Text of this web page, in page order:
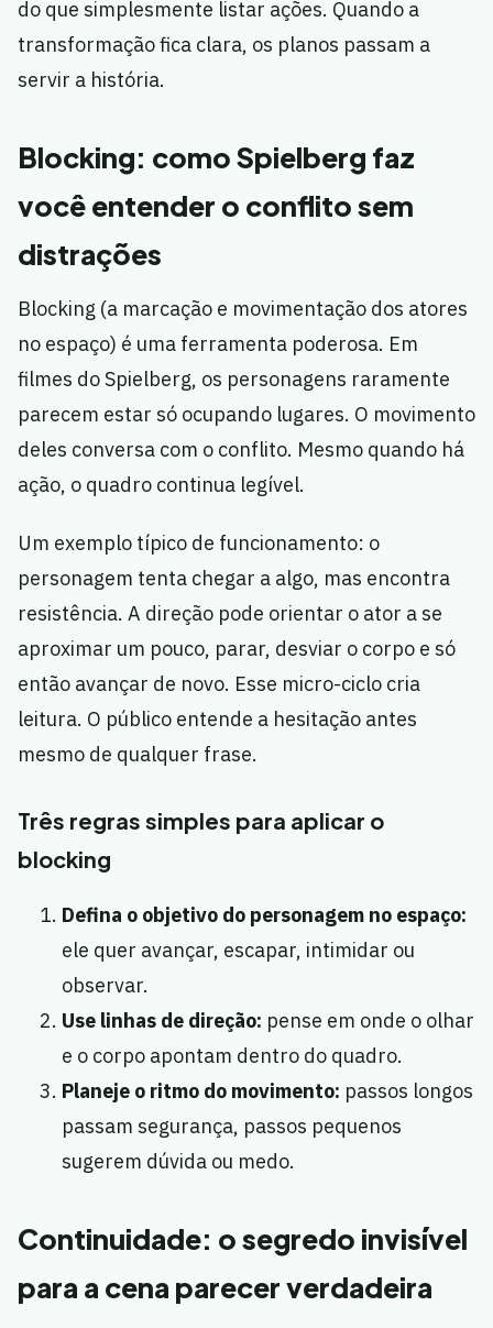
do que simplesmente listar ações. Quando a
transformação fica clara, os planos passam a
servir a história.
Blocking: como Spielberg faz
você entender o conflito sem
distrações
Blocking (a marcação e movimentação dos atores
no espaço) é uma ferramenta poderosa. Em
filmes do Spielberg, os personagens raramente
parecem estar só ocupando lugares. O movimento
deles conversa com o conflito. Mesmo quando há
ação, o quadro continua legível.
Um exemplo típico de funcionamento: o
personagem tenta chegar a algo, mas encontra
resistência. A direção pode orientar o ator a se
aproximar um pouco, parar, desviar o corpo e só
então avançar de novo. Esse micro-ciclo cria
leitura. O público entende a hesitação antes
mesmo de qualquer frase.
Três regras simples para aplicar o
blocking
Defina o objetivo do personagem no espaço:
ele quer avançar, escapar, intimidar ou
observar.
Use linhas de direção: pense em onde o olhar
e o corpo apontam dentro do quadro.
Planeje o ritmo do movimento: passos longos
passam segurança, passos pequenos
sugerem dúvida ou medo.
Continuidade: o segredo invisível
para a cena parecer verdadeira